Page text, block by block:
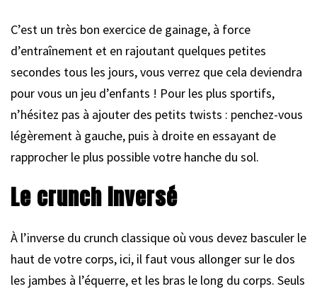
C’est un très bon exercice de gainage, à force
d’entraînement et en rajoutant quelques petites
secondes tous les jours, vous verrez que cela deviendra
pour vous un jeu d’enfants ! Pour les plus sportifs,
n’hésitez pas à ajouter des petits twists : penchez-vous
légèrement à gauche, puis à droite en essayant de
rapprocher le plus possible votre hanche du sol.
Le crunch inversé
À l’inverse du crunch classique où vous devez basculer le
haut de votre corps, ici, il faut vous allonger sur le dos
les jambes à l’équerre, et les bras le long du corps. Seuls